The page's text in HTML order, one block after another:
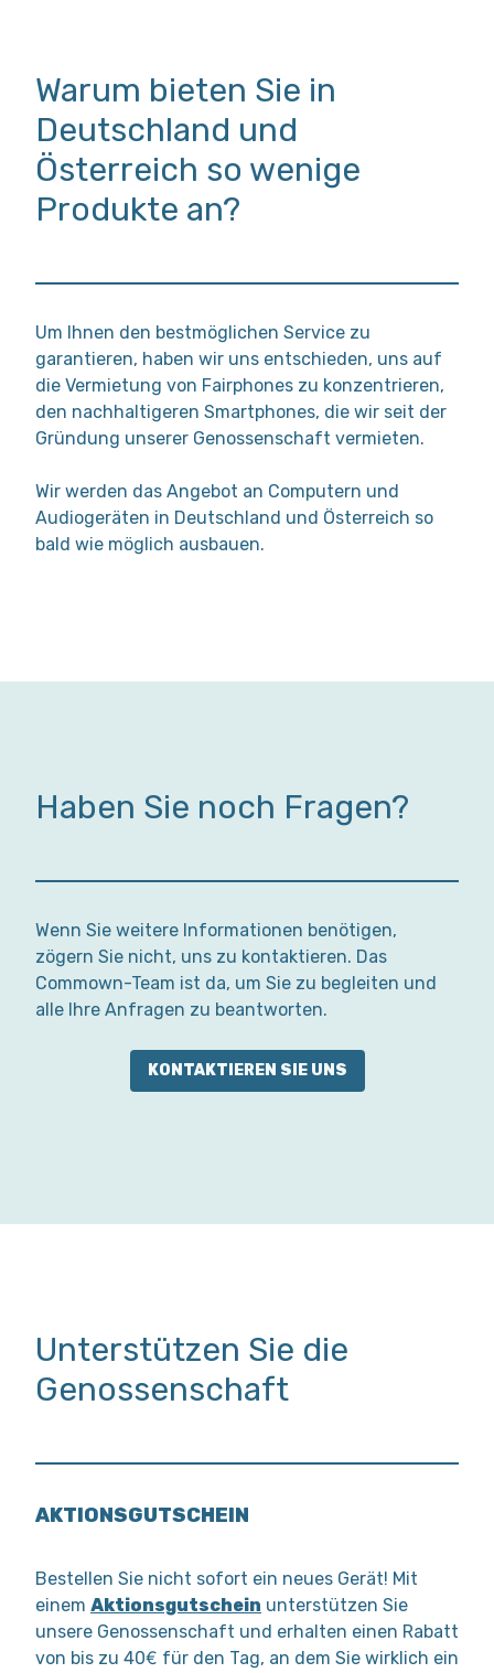
Warum bieten Sie in
Deutschland und
Österreich so wenige
Produkte an?
Um Ihnen den bestmöglichen Service zu
garantieren, haben wir uns entschieden, uns auf
die Vermietung von Fairphones zu konzentrieren,
den nachhaltigeren Smartphones, die wir seit der
Gründung unserer Genossenschaft vermieten.
Wir werden das Angebot an Computern und
Audiogeräten in Deutschland und Österreich so
bald wie möglich ausbauen.
Haben Sie noch Fragen?
Wenn Sie weitere Informationen benötigen,
zögern Sie nicht, uns zu kontaktieren. Das
Commown-Team ist da, um Sie zu begleiten und
alle Ihre Anfragen zu beantworten.
KONTAKTIEREN SIE UNS
Unterstützen Sie die
Genossenschaft
AKTIONSGUTSCHEIN
Bestellen Sie nicht sofort ein neues Gerät! Mit
einem Aktionsgutschein unterstützen Sie
unsere Genossenschaft und erhalten einen Rabatt
von bis zu 40€ für den Tag, an dem Sie wirklich ein